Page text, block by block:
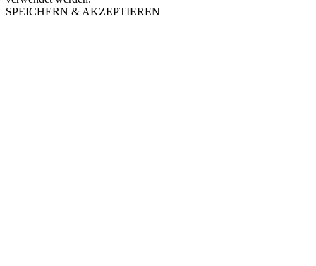
SPEICHERN & AKZEPTIEREN